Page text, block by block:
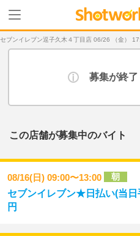
セブンイレブン逗子久木４丁目店 06/26 （金）
募集が終
この店舗が募集中のバイト
08/16(日) 09:00〜13:00 朝
セブンイレブン★日払い(当
円